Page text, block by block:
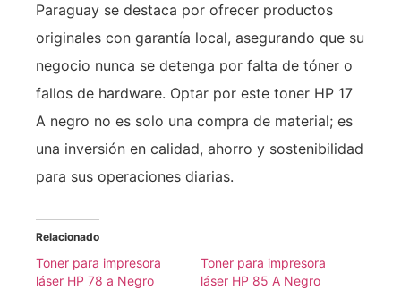
Paraguay se destaca por ofrecer productos
originales con garantía local, asegurando que su
negocio nunca se detenga por falta de tóner o
fallos de hardware. Optar por este toner HP 17
A negro no es solo una compra de material; es
una inversión en calidad, ahorro y sostenibilidad
para sus operaciones diarias.
Relacionado
Toner para impresora
láser HP 78 a Negro
Toner para impresora
láser HP 85 A Negro